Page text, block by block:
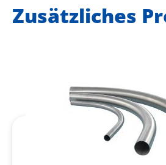
Zusätzliches